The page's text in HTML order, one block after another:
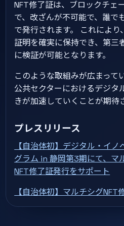
NFT修了証は、ブロックチェ
で、改ざんが不可能で、誰で
で発行されます。 これによ
証明を確実に保持でき、第三
に検証が可能となります。
このような取組みが広まって
公共セクターにおけるデジタ
きが加速していくことが期待
プレスリリース
【自治体初】デジタル・イ
グラム in 静岡第3期にて、マ
NFT修了証発行をサポート
【自治体初】マルチシグNFT